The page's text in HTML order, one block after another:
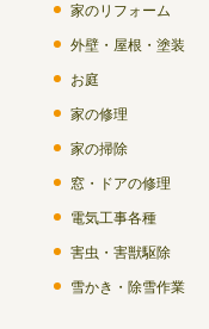
家のリフォーム
外壁・屋根・塗装
お庭
家の修理
家の掃除
窓・ドアの修理
電気工事各種
害虫・害獣駆除
雪かき・除雪作業